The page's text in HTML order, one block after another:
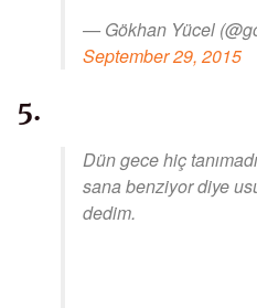
— Gökhan Yücel
September 29, 2015
5.
Dün gece hiç
sana benziyor diye
dedim.